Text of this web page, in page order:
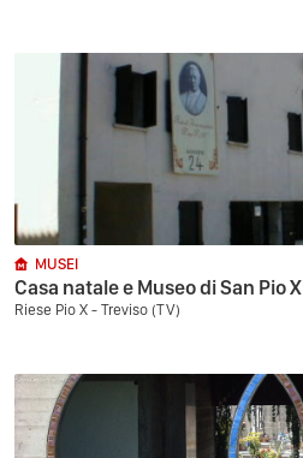
MUSEI
Casa natale e Museo di San Pio X
Riese Pio X - Treviso (TV)